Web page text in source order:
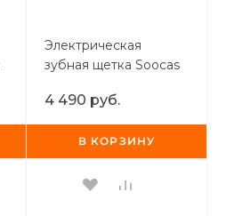
Электрическая
зубная щетка Soocas
4 490 руб.
В КОРЗИНУ